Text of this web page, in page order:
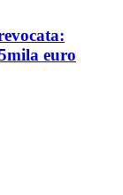
euro